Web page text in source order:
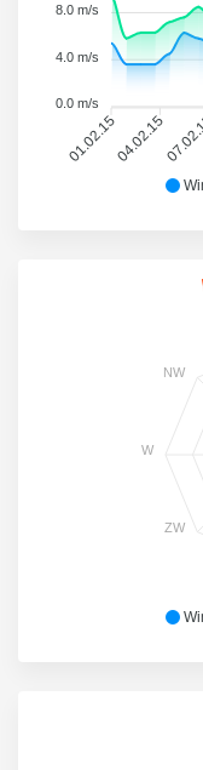
01.02.1504.02.15
8.0 m/s
4.0 m/s
0.0 m/s
ZW
W
NW